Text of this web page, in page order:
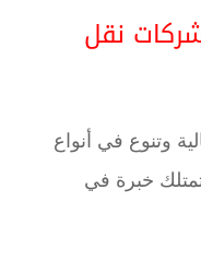
نقل
وتنوع في أنواع
خبرة في